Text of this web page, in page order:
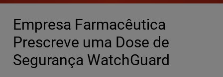
Empresa Farmacêutica
Prescreve uma Dose de
Segurança WatchGuard